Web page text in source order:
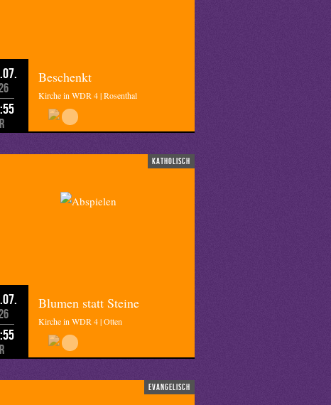
Beschenkt
Kirche in WDR 4 | Rosenthal
katholisch
Blumen statt Steine
Kirche in WDR 4 | Otten
evangelisch